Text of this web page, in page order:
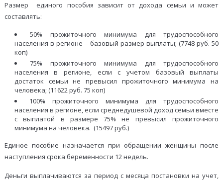
Размер единого пособия зависит от дохода семьи и может
составлять:
50% прожиточного минимума для трудоспособного
населения в регионе – базовый размер выплаты; (7748 руб. 50
коп)
75% прожиточного минимума для трудоспособного
населения в регионе, если с учетом базовый выплаты
достаток семьи не превысил прожиточного минимума на
человека; (11622 руб. 75 коп)
100% прожиточного минимума для трудоспособного
населения в регионе, если среднедушевой доход семьи вместе
с выплатой в размере 75% не превысил прожиточного
минимума на человека. (15497 руб.)
Единое пособие назначается при обращении женщины после
наступления срока беременности 12 недель.
Деньги выплачиваются за период с месяца постановки на учет,